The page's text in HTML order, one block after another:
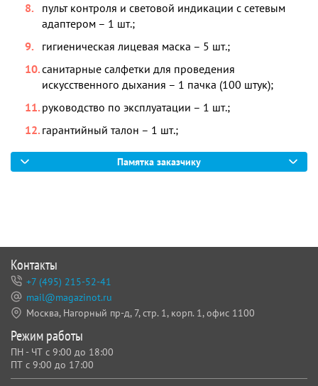
пульт контроля и световой индикации с сетевым
адаптером – 1 шт.;
гигиеническая лицевая маска – 5 шт.;
санитарные салфетки для проведения
искусственного дыхания – 1 пачка (100 штук);
руководство по эксплуатации – 1 шт.;
гарантийный талон – 1 шт.;
Памятка заказчику
Контакты
+7 (495) 215-52-41
mail@magazinot.ru
Москва, Нагорный пр-д, 7, стр. 1, корп. 1, офис 1100
Режим работы
ПН - ЧТ с 9:00 до 18:00
ПТ с 9:00 до 17:00